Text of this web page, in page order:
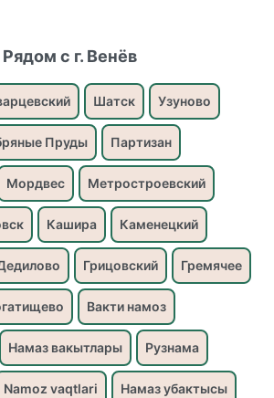
Рядом с г. Венёв
Шатск Узуново
Пруды Партизан
Мордвес Метростроевский
Кашира Каменецкий
Грицовский Гремячее
Вакти намоз
Намаз вакытлары Рузнама
Namoz vaqtlari Намаз убактысы